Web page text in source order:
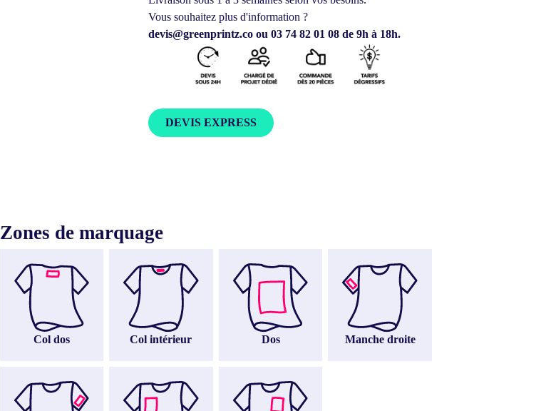
Vous souhaitez plus d'information ?
devis@greenprintz.co ou 03 74 82 01 08 de 9h à 18h.
DEVIS EXPRESS
Zones de marquage
Col dos Col intérieur Dos Manche droite